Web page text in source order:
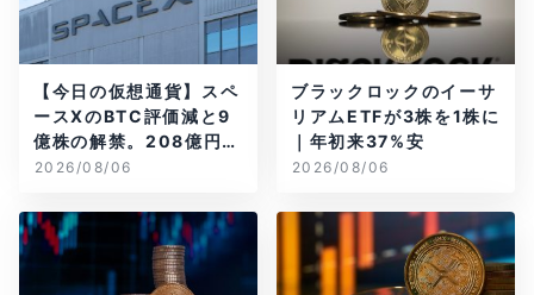
【今日の仮想通貨】スペ
ースXのBTC評価減と9
億株の解禁。208億円相
当のBTCが盗難
2026/08/06
ブラックロックのイーサ
リアムETFが3株を1株に
｜年初来37%安
2026/08/06